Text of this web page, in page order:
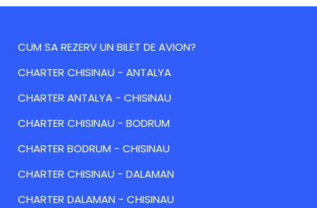
CUM SA REZERV UN BILET DE AVION?
CHARTER CHISINAU - ANTALYA
CHARTER ANTALYA - CHISINAU
CHARTER CHISINAU - BODRUM
CHARTER BODRUM - CHISINAU
CHARTER CHISINAU - DALAMAN
CHARTER DALAMAN - CHISINAU